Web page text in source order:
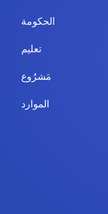
الحكومة
تعليم
مَشرُوع
الموارد